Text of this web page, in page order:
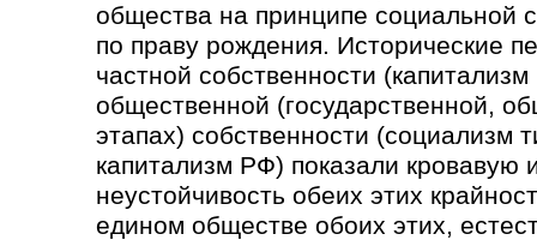
общества на принципе социальной
по праву рождения. Исторические
частной собственности
общественной (государственной,
этапах) собственности (социализм
капитализм РФ) показали кровавую
неустойчивость обеих этих
едином обществе обоих этих,